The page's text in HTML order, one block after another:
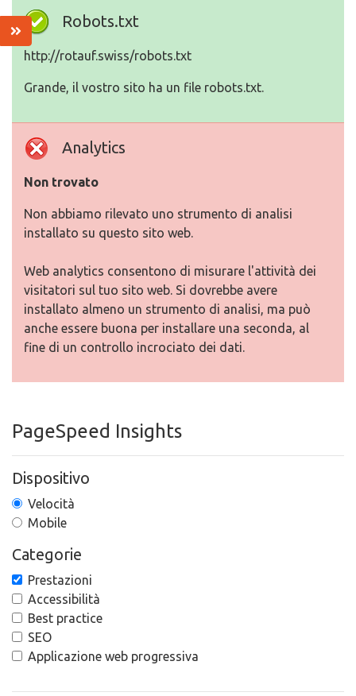
Robots.txt
http://rotauf.swiss/robots.txt
Grande, il vostro sito ha un file robots.txt.
Analytics
Non trovato
Non abbiamo rilevato uno strumento di analisi
installato su questo sito web.
Web analytics consentono di misurare l'attività dei
visitatori sul tuo sito web. Si dovrebbe avere
installato almeno un strumento di analisi, ma può
anche essere buona per installare una seconda, al
fine di un controllo incrociato dei dati.
PageSpeed Insights
Dispositivo
Velocità
Mobile
Categorie
Prestazioni
Accessibilità
Best practice
SEO
Applicazione web progressiva